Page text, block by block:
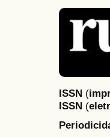
ISSN (
ISSN (